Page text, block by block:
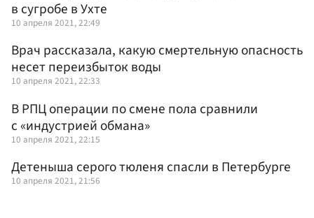
в сугробе в Ухте
10 апреля 2021, 22:49
Врач рассказала, какую смертельную опасность
несет переизбыток воды
10 апреля 2021, 22:33
В РПЦ операции по смене пола сравнили
с «индустрией обмана»
10 апреля 2021, 22:15
Детеныша серого тюленя спасли в Петербурге
10 апреля 2021, 21:56